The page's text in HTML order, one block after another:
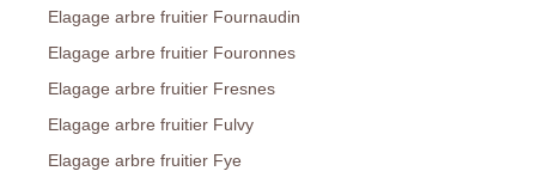
Elagage arbre fruitier Fournaudin
Elagage arbre fruitier Fouronnes
Elagage arbre fruitier Fresnes
Elagage arbre fruitier Fulvy
Elagage arbre fruitier Fye